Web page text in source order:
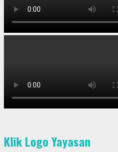
Klik Logo Yayasan